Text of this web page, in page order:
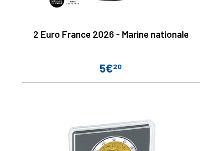
2 Euro France 2026 - Marine nationale
Prix
5€20